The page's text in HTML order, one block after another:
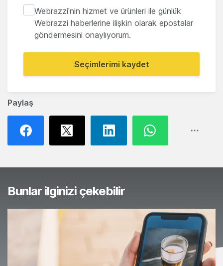
Paylaş
Webrazzi'nin hizmet ve ürünleri ile günlük
Webrazzi haberlerine ilişkin olarak epostalar
göndermesini onaylıyorum.
Seçimlerimi kaydet
Bunlar ilginizi çekebilir